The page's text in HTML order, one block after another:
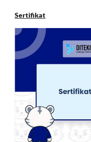
Sertifikat